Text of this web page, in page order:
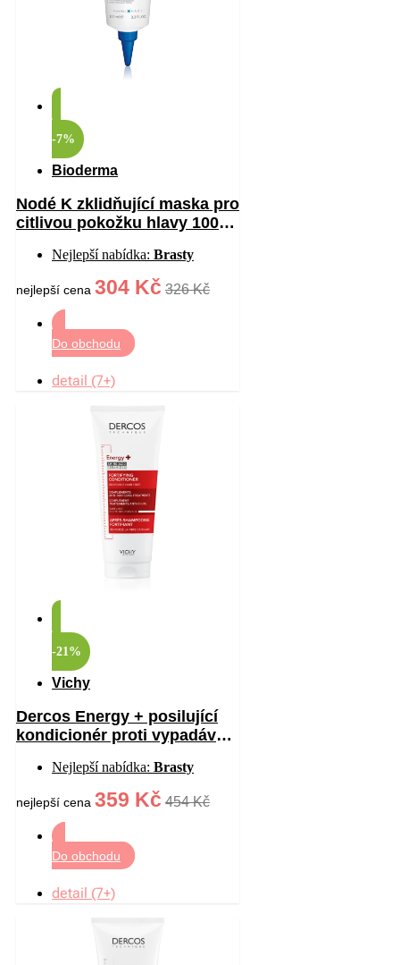
-7%
Bioderma
Nodé K zklidňující maska pro
citlivou pokožku hlavy 100
Nejlepší nabídka: Brasty
nejlepší cena 304 Kč 326 Kč
Do obchodu
detail (7+)
-21%
Vichy
Dercos Energy + posilující
kondicionér proti vypadávání
Nejlepší nabídka: Brasty
nejlepší cena 359 Kč 454 Kč
Do obchodu
detail (7+)